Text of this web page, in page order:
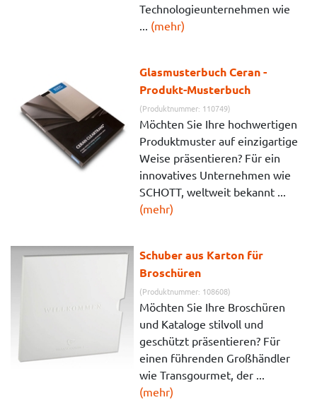
Technologieunternehmen wie
(mehr)
Glasmusterbuch Ceran -
Produkt-Musterbuch
(Produktnummer: 110749)
Möchten Sie Ihre hochwertigen
Produktmuster auf einzigartige
Weise präsentieren? Für ein
innovatives Unternehmen wie
SCHOTT, weltweit bekannt ...
(mehr)
Schuber aus Karton für
Broschüren
(Produktnummer: 108608)
Möchten Sie Ihre Broschüren
und Kataloge stilvoll und
geschützt präsentieren? Für
einen führenden Großhändler
wie Transgourmet, der ...
(mehr)